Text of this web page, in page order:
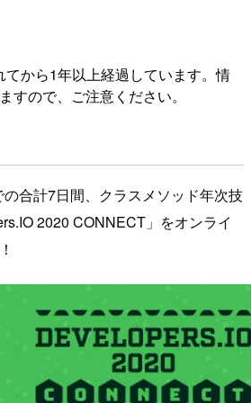
てから1年以上経過しています。情
すので、ご注意ください。
合計7日間、クラスメソッド年次技
2020 CONNECT」をオンライ